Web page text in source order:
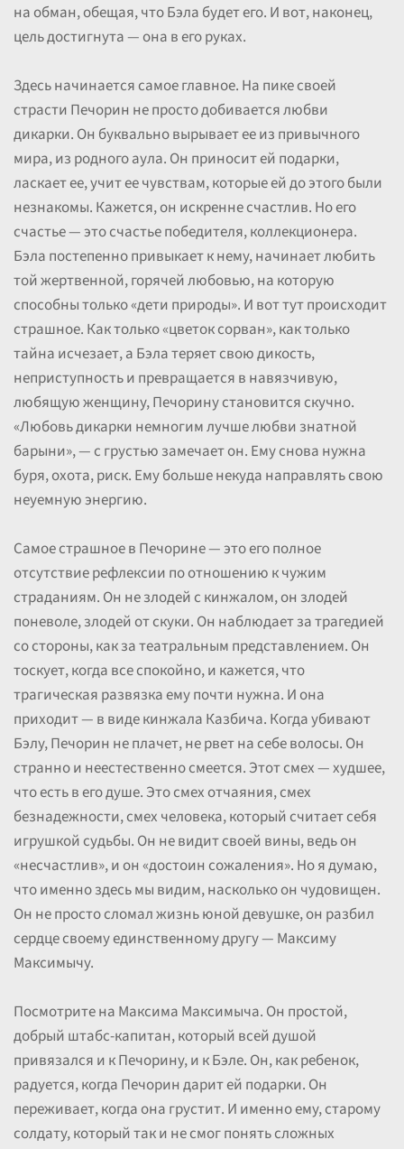
на обман, обещая, что Бэла будет его. И вот, наконец,
цель достигнута — она в его руках.
Здесь начинается самое главное. На пике своей
страсти Печорин не просто добивается любви
дикарки. Он буквально вырывает ее из привычного
мира, из родного аула. Он приносит ей подарки,
ласкает ее, учит ее чувствам, которые ей до этого были
незнакомы. Кажется, он искренне счастлив. Но его
счастье — это счастье победителя, коллекционера.
Бэла постепенно привыкает к нему, начинает любить
той жертвенной, горячей любовью, на которую
способны только «дети природы». И вот тут происходит
страшное. Как только «цветок сорван», как только
тайна исчезает, а Бэла теряет свою дикость,
неприступность и превращается в навязчивую,
любящую женщину, Печорину становится скучно.
«Любовь дикарки немногим лучше любви знатной
барыни», — с грустью замечает он. Ему снова нужна
буря, охота, риск. Ему больше некуда направлять свою
неуемную энергию.
Самое страшное в Печорине — это его полное
отсутствие рефлексии по отношению к чужим
страданиям. Он не злодей с кинжалом, он злодей
поневоле, злодей от скуки. Он наблюдает за трагедией
со стороны, как за театральным представлением. Он
тоскует, когда все спокойно, и кажется, что
трагическая развязка ему почти нужна. И она
приходит — в виде кинжала Казбича. Когда убивают
Бэлу, Печорин не плачет, не рвет на себе волосы. Он
странно и неестественно смеется. Этот смех — худшее,
что есть в его душе. Это смех отчаяния, смех
безнадежности, смех человека, который считает себя
игрушкой судьбы. Он не видит своей вины, ведь он
«несчастлив», и он «достоин сожаления». Но я думаю,
что именно здесь мы видим, насколько он чудовищен.
Он не просто сломал жизнь юной девушке, он разбил
сердце своему единственному другу — Максиму
Максимычу.
Посмотрите на Максима Максимыча. Он простой,
добрый штабс-капитан, который всей душой
привязался и к Печорину, и к Бэле. Он, как ребенок,
радуется, когда Печорин дарит ей подарки. Он
переживает, когда она грустит. И именно ему, старому
солдату, который так и не смог понять сложных